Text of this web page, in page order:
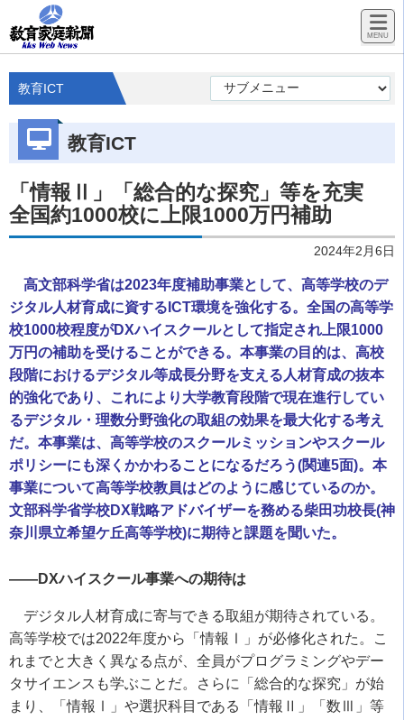
教育ICT
教育ICT
「情報Ⅱ」「総合的な探究」等を充実
全国約1000校に上限1000万円補助
2024年2月6日
高文部科学省は2023年度補助事業として、高等学校のデ
ジタル人材育成に資するICT環境を強化する。全国の高等学
校1000校程度がDXハイスクールとして指定され上限1000
万円の補助を受けることができる。本事業の目的は、高校
段階におけるデジタル等成長分野を支える人材育成の抜本
的強化であり、これにより大学教育段階で現在進行してい
るデジタル・理数分野強化の取組の効果を最大化する考え
だ。本事業は、高等学校のスクールミッションやスクール
ポリシーにも深くかかわることになるだろう(関連5面)。本
事業について高等学校教員はどのように感じているのか。
文部科学省学校DX戦略アドバイザーを務める柴田功校長(神
奈川県立希望ケ丘高等学校)に期待と課題を聞いた。
――DXハイスクール事業への期待は
デジタル人材育成に寄与できる取組が期待されている。
高等学校では2022年度から「情報 Ⅰ
」が必修化された。こ
れまでと大きく異なる点が、全員がプログラミングやデー
タサイエンスも学ぶことだ。さらに「総合的な探究」が始
まり、「情報 Ⅰ 」や選択科目である「情報 Ⅱ 」「数 Ⅲ 」等